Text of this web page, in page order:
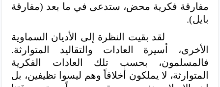
مفارقة فكرية محض، ستدعى في ما بعد (مفارقة
بايل).
لقد بقيت النظرة إلى الأديان السماوية
الأخرى، أسيرة العادات والتقاليد المتوارثة.
فالمسلمون، بحسب تلك العادات الفكرية
المتوارثة، لا يملكون أخلاقاً وهم ليسوا نظيفين، بل